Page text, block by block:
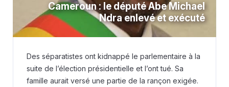
Cameroun : le député Abe Michael
Ndra enlevé et exécuté
Des séparatistes ont kidnappé le parlementaire à la
suite de l’élection présidentielle et l’ont tué. Sa
famille aurait versé une partie de la rançon exigée.